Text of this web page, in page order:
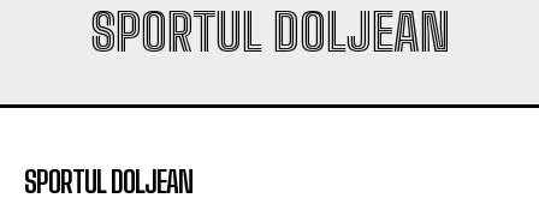
SPORTUL DOLJEAN
SPORTUL DOLJEAN